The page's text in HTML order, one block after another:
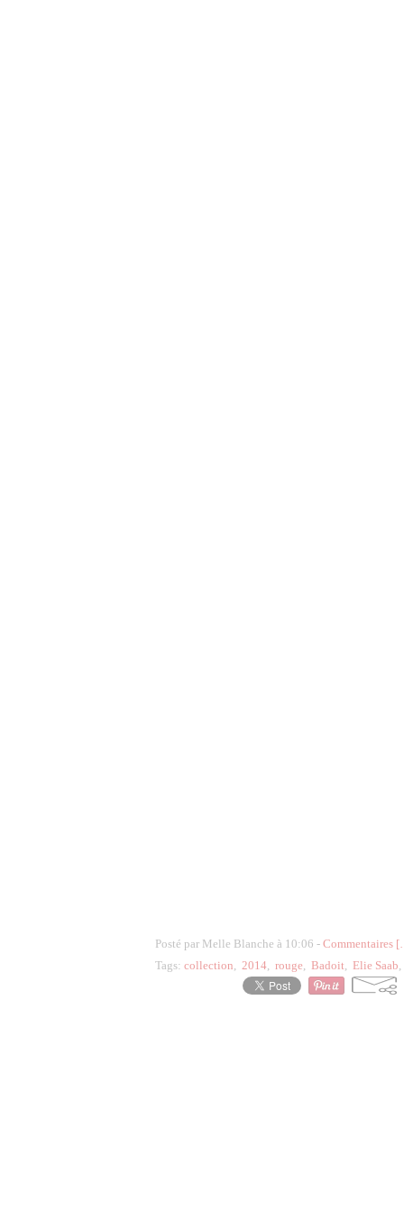
Posté par Melle Blanche à 10:06 - Commentaires [
Tags: collection, 2014, rouge, Badoit, Elie Saab